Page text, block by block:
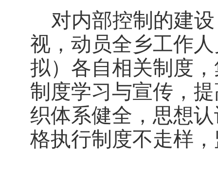
对内部控制的建
视，动员全乡工作
拟）各自相关制度
制度学习与宣传，
织体系健全，思想
格执行制度不走样